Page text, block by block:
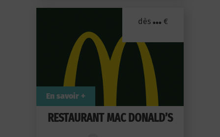
RESTAURANT MAC DONALD’S
dès ... €
En savoir +